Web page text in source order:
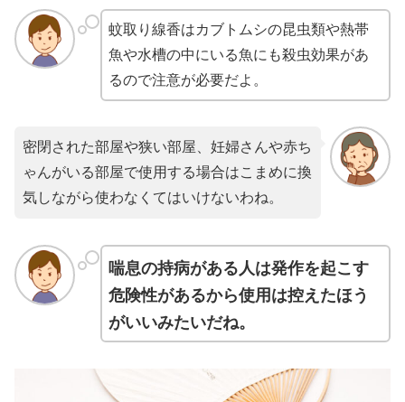
蚊取り線香はカブトムシの昆虫類や熱帯
魚や水槽の中にいる魚にも殺虫効果があ
るので注意が必要だよ。
密閉された部屋や狭い部屋、妊婦さんや赤ち
ゃんがいる部屋で使用する場合はこまめに換
気しながら使わなくてはいけないわね。
喘息の持病がある人は発作を起こす
危険性があるから使用は控えたほう
がいいみたいだね。